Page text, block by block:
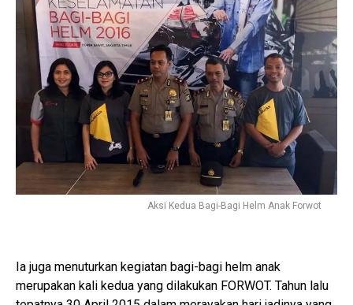
Aksi Kedua Bagi-Bagi Helm Anak Forwot
Ia juga menuturkan kegiatan bagi-bagi helm anak
merupakan kali kedua yang dilakukan FORWOT. Tahun lalu